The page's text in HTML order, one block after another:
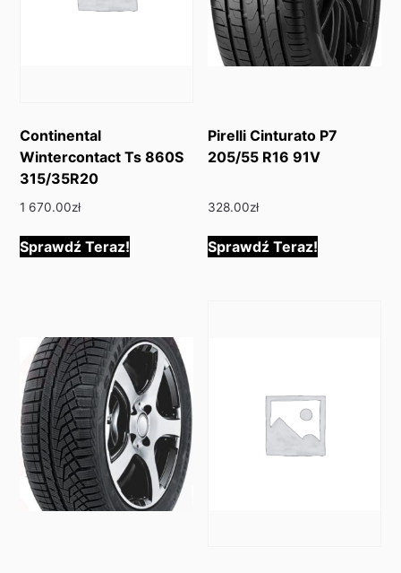
Continental
Wintercontact Ts 860S
315/35R20
1 670.00zł
Sprawdź Teraz!
Pirelli Cinturato P7
205/55 R16 91V
328.00zł
Sprawdź Teraz!